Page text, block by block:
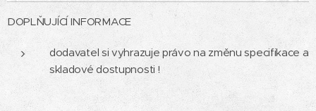
DOPLŇUJÍCÍ INFORMACE
dodavatel si vyhrazuje právo na změnu specifikace a
skladové dostupnosti !